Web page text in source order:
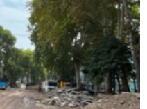
05-08-2026
უწყლოდ და უპუროდ
მათ სიცოცხლე
- ქართველი
წერს, რომ 36
მათ შორის, ორსული
გადაარჩინა